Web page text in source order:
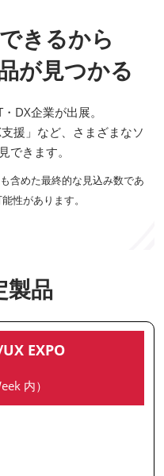
きるから
が見つかる
DX企業が出展。
援」など、さまざまなソ
できます。
含めた最終的な見込み数であ
性があります。
製品
EXPO
内）